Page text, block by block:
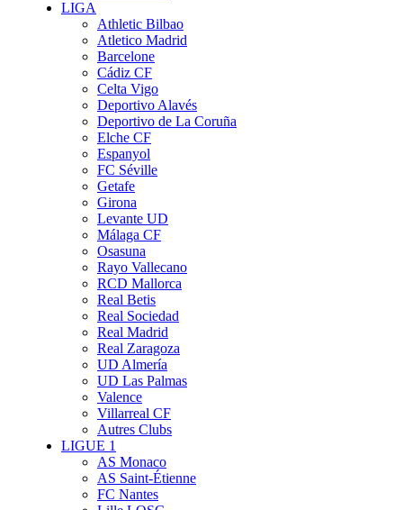
LIGA
Athletic Bilbao
Atletico Madrid
Barcelone
Cádiz CF
Celta Vigo
Deportivo Alavés
Deportivo de La Coruña
Elche CF
Espanyol
FC Séville
Getafe
Girona
Levante UD
Málaga CF
Osasuna
Rayo Vallecano
RCD Mallorca
Real Betis
Real Sociedad
Real Madrid
Real Zaragoza
UD Almería
UD Las Palmas
Valence
Villarreal CF
Autres Clubs
LIGUE 1
AS Monaco
AS Saint-Étienne
FC Nantes